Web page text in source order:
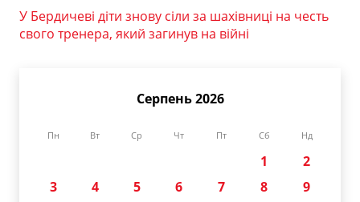
У Бердичеві діти знову сіли за шахівниці на честь
свого тренера, який загинув на війні
Серпень 2026
Пн Вт Ср Чт Пт Сб Нд
1
2
3
4 5 6 7 8
9